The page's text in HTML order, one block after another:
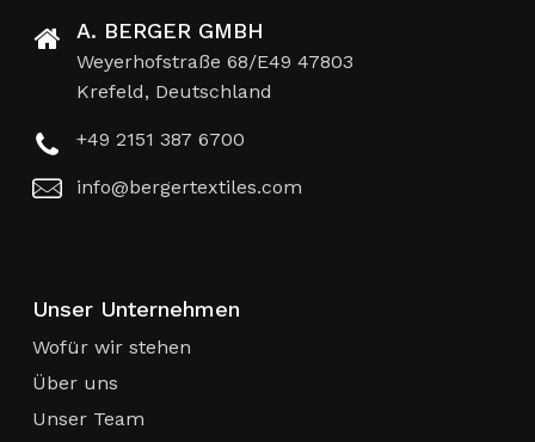
A. BERGER GMBH
Weyerhofstraße 68/E49 47803
Krefeld, Deutschland
+49 2151 387 6700
info@bergertextiles.com
Unser Unternehmen
Wofür wir stehen
Über uns
Unser Team